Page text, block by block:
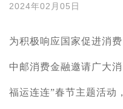
2024年02月05日
为积极响应国家促进消
中邮消费金融邀请广大
福运连连”春节主题活动